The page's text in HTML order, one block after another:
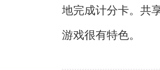
地完成计分卡。共
游戏很有特色。